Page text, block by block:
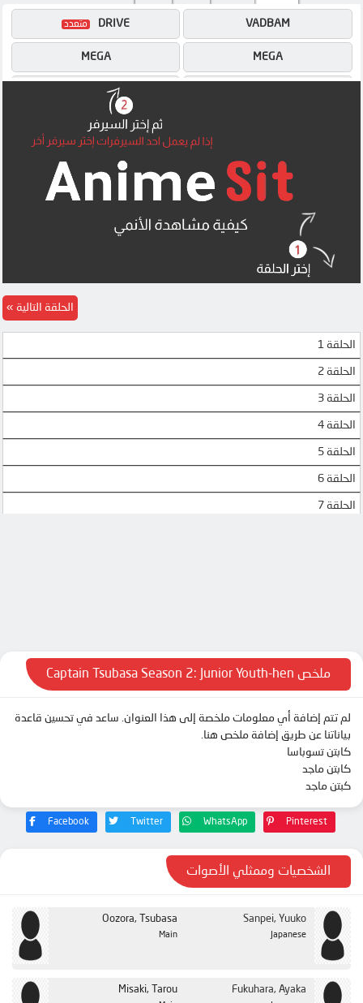
VADBAM
MEGA
MEGA
MP4UPLOAD
DRIVE
UQLOAD
MP4UPLOAD
MEGA
الحلقة 1
الحلقة 2
الحلقة 3
الحلقة 4
الحلقة 5
الحلقة 6
الحلقة 7
الحلقة 14
الحلقة 15
الحلقة 16
الحلقة 17
الحلقة 20
الحلقة التالية
ملخص Captain Tsubasa Season 2: Junior Youth-hen
لم تتم إضافة أي معلومات ملخصة إلى هذا العنوان. ساعد في تحسين قاعدة
بياناتنا عن طريق إضافة ملخص هنا.
كابتن تسوباسا
كابتن ماجد
كبتن ماجد
Facebook Twitter WhatsApp Pinterest
الشخصيات وممثلي الأصوات
Oozora, Tsubasa
Main
Sanpei, Yuuko
Japanese
Misaki, Tarou Fukuhara, Ayaka